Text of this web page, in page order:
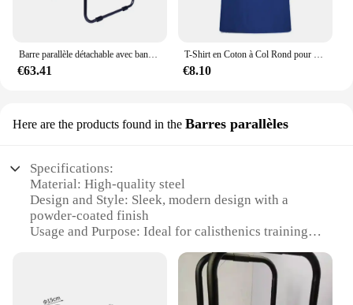
Barre parallèle détachable avec bande de suspension pour callisthénie, chin-up, dips, push-ups, multifonction
€63.41
T-Shirt en Coton à Col Rond pour Homme, Streetwear, à la Mode, Hip-Hop, Harajuku
€8.10
Here are the products found in the Barres parallèles
Specifications:
Material: High-quality steel
Design and Style: Sleek, modern design with a
powder-coated finish
Usage and Purpose: Ideal for calisthenics training,
Typical Adaptive Scenario: Suitable for home gyms,
fitness studios, and outdoor workouts
Shape or Size or Weight or Quantity: Available in